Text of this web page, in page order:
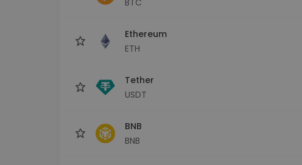
Ethereum
ETH
Tether
USDT
BNB
BNB